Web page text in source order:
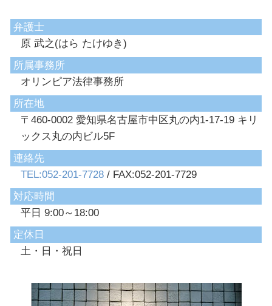
弁護士
原 武之(はら たけゆき)
所属事務所
オリンピア法律事務所
所在地
〒460-0002 愛知県名古屋市中区丸の内1-17-19 キリ
ックス丸の内ビル5F
連絡先
TEL:052-201-7728 / FAX:052-201-7729
対応時間
平日 9:00～18:00
定休日
土・日・祝日